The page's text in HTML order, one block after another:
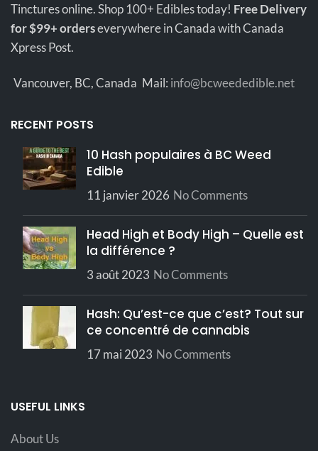
Tinctures online. Shop 100+ Edibles today! Free Delivery
for $99+ orderseverywhere in Canada with Canada
Xpress Post.
Vancouver, BC, Canada Mail: info@bcweededible.net
RECENT POSTS
10 Hash populaires à BC Weed
Edible
11 janvier 2026 No Comments
Head High et Body High – Quelle est
la différence ?
3 août 2023 No Comments
Hash: Qu’est-ce que c’est? Tout sur
ce concentré de cannabis
17 mai 2023 No Comments
USEFUL LINKS
About Us